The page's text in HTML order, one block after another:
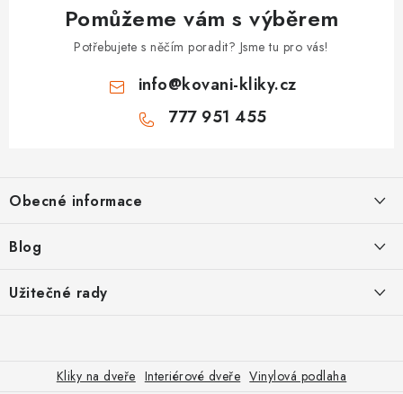
Pomůžeme vám s výběrem
Potřebujete s něčím poradit? Jsme tu pro vás!
info@kovani-kliky.cz
777 951 455
p
a
Obecné informace
OP
Poštovné
Blog
Odolné kliky pro zátěžové prostory
Užitečné rady
Jak vybrat bezpečnostní kliku
Kliky na dveře Interiérové dveře Vinylová podlaha